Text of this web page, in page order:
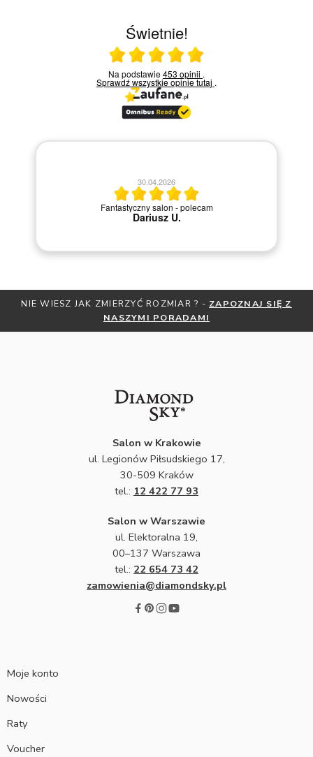
Świetnie!
Ocena średnia 5 na 5
Na podstawie453 opinii .
Sprawdź wszystkie opinietutaj .
30.04.2026
Fantastyczny salon - polecam
Dariusz U.
NIE WIESZ JAK ZMIERZYĆ ROZMIAR ? - ZAPOZNAJ SIĘ Z
NASZYMI PORADAMI
Salon w Krakowie
ul. Legionów Piłsudskiego 17,
30-509 Kraków
tel.: 12 422 77 93
Salon w Warszawie
ul. Elektoralna 19,
00–137 Warszawa
tel.: 22 654 73 42
zamowienia@diamondsky.pl
Moje konto
Nowości
Raty
Voucher